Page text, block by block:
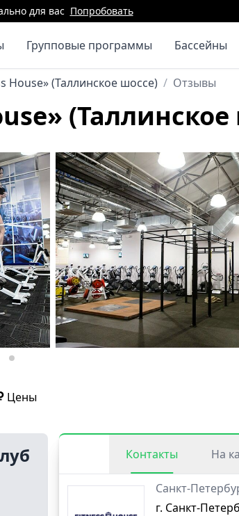
для вас Попробовать
Групповые программы Бассейны
House» (Таллинское шоссе) / Отзывы
(Таллинское
Цены
Контакты На
Санкт-
г. Санкт-